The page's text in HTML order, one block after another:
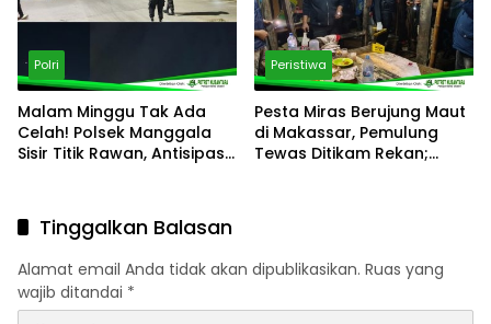
Polri
Malam Minggu Tak Ada
Celah! Polsek Manggala
Sisir Titik Rawan, Antisipasi
Peristiwa
Pesta Miras Berujung Maut
di Makassar, Pemulung
Tewas Ditikam Rekan;
Tinggalkan Balasan
Alamat email Anda tidak akan dipublikasikan. Ruas yang
wajib ditandai *